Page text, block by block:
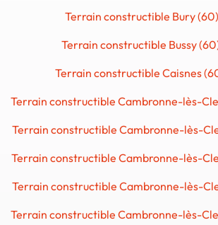
Terrain constructible Bury
Terrain constructible Bussy
Terrain constructible Caisnes
Terrain constructible Cambronne-lès-
Terrain constructible Cambronne-lès-
Terrain constructible Cambronne-lès-
Terrain constructible Cambronne-lès-
Terrain constructible Cambronne-lès-